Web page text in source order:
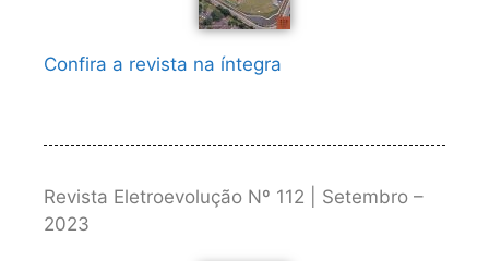
Confira a revista na íntegra
Revista Eletroevolução Nº 112 | Setembro –
2023